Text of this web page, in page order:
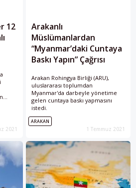
12
2021
Arakanlı
Müslümanlardan
“Myanmar’daki Cuntaya
Baskı Yapın” Çağrısı
Arakan Rohingya Birliği (ARU),
uluslararası toplumdan
Myanmar'da darbeyle yönetime
gelen cuntaya baskı yapmasını
istedi.
ARAKAN
1 Temmuz 2021